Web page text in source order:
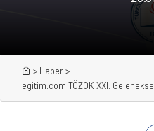
> Haber>
egitim.com TÖZOK XXI.